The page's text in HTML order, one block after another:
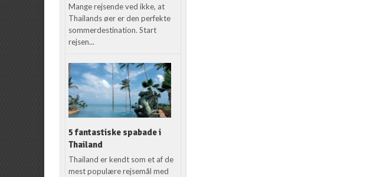
Mange rejsende ved ikke, at
Thailands øer er den perfekte
sommerdestination. Start
rejsen...
5 fantastiske spabade i
Thailand
Thailand er kendt som et af de
mest populære rejsemål med